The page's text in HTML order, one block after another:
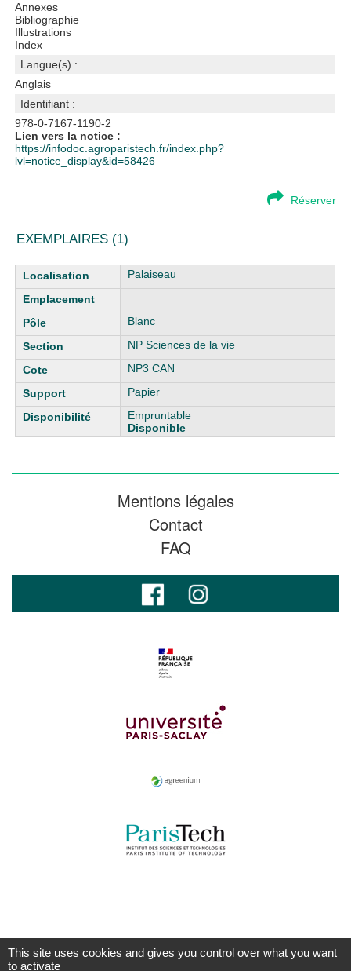
Annexes
Bibliographie
Illustrations
Index
Langue(s) :
Anglais
Identifiant :
978-0-7167-1190-2
Lien vers la notice :
https://infodoc.agroparistech.fr/index.php?
lvl=notice_display&id=58426
Réserver
EXEMPLAIRES (1)
Liste des exemplaires Palaiseau
Blanc
NP Sciences de la vie
NP3 CAN
Papier
Empruntable
Disponible
Mentions légales
Contact
FAQ
This site uses cookies and gives you control over what you want
to activate